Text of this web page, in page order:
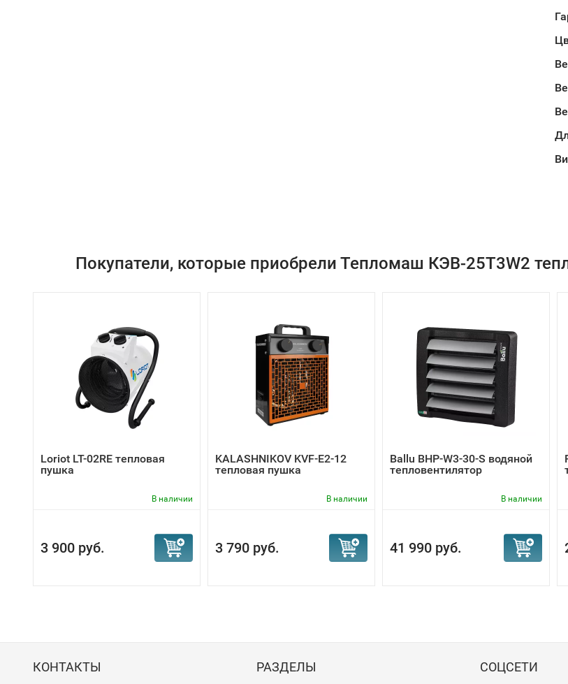
Покупатели, которые приобрели Тепломаш КЭВ-25T3W2
Loriot LT-02RE тепловая
пушка
В наличии
3 900 руб.
KALASHNIKOV KVF-E2-12
тепловая пушка
В наличии
3 790 руб.
Ballu BHP-W3-30-S водяной
тепловентилятор
В наличии
41 990 руб.
КОНТАКТЫ РАЗДЕЛЫ СОЦСЕТИ